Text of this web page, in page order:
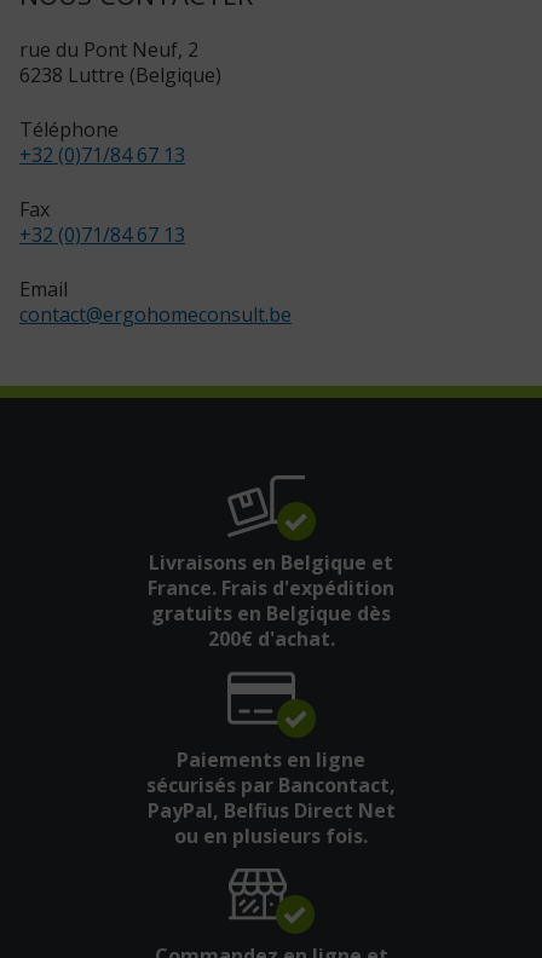
rue du Pont Neuf, 2
6238 Luttre (Belgique)
Téléphone
+32 (0)71/84 67 13
Fax
+32 (0)71/84 67 13
Email
contact@ergohomeconsult.be
Livraisons en Belgique et
France. Frais d'expédition
gratuits en Belgique dès
200€ d'achat.
Paiements en ligne
sécurisés par Bancontact,
PayPal, Belfius Direct Net
ou en plusieurs fois.